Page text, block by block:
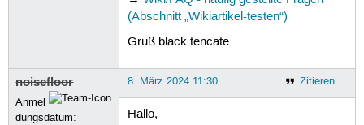
(Abschnitt „Wikiartikel-testen“)
Gruß black tencate
noisefloor
Anmel
dungsdatum:
Zitieren
8. März 2024 11:30
Hallo,